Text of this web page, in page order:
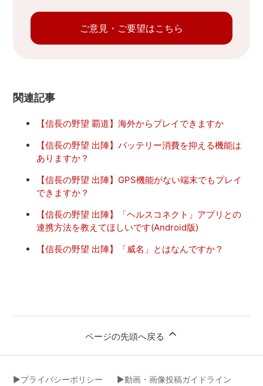
ご意見・ご要望はこちら
関連記事
【信長の野望 覇道】海外からプレイできますか
【信長の野望 出陣】バッテリー消費を抑える機能は
ありますか？
【信長の野望 出陣】GPS機能がない端末でもプレイ
できますか？
【信長の野望 出陣】「ヘルスコネクト」アプリとの
連携方法を教えてほしいです(Android版)
【信長の野望 出陣】「威名」とはなんですか？
ページの先頭へ戻る
▶︎プライバシーポリシー ▶︎動画・画像投稿ガイドライン